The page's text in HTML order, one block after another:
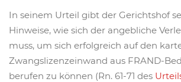
In seinem Urteil gibt der Gerichtshof
Hinweise, wie sich der angebliche
muss, um sich erfolgreich auf den
Zwangslizenzeinwand aus FRAND-
berufen zu können (Rn. 61-71 des